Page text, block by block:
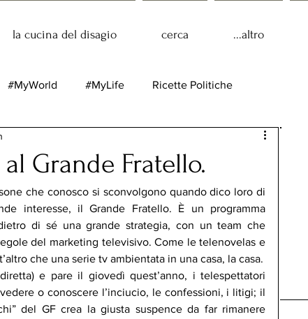
la cucina del disagio cerca ...altro
#MyWorld #MyLife Ricette Politiche
Grande Fratello.
che conosco si sconvolgono quando dico loro di
interesse, il Grande Fratello. È un programma
di sé una grande strategia, con un team che
del marketing televisivo. Come le telenovelas e
e pare il giovedì quest’anno, i telespettatori
o conoscere l’inciucio, le confessioni, i litigi; il
del GF crea la giusta suspence da far rimanere